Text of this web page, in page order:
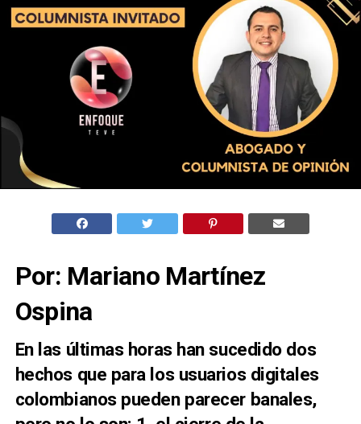
Por: Mariano Martínez
Ospina
En las últimas horas han sucedido dos
hechos que para los usuarios digitales
colombianos pueden parecer banales,